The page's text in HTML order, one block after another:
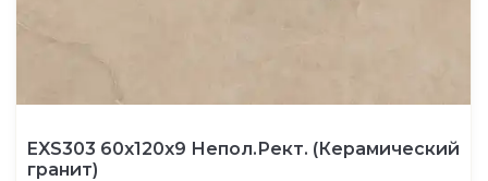
EXS303 60x120x9 Непол.Рект. (Керамический
гранит)